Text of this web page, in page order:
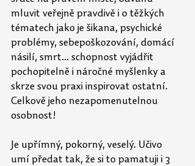
mluvit veřejně pravdivě i o těžkých
tématech jako je šikana, psychické
problémy, sebepoškozování, domácí
násilí, smrt... schopnost vyjádřit
pochopitelně i náročné myšlenky a
skrze svou praxi inspirovat ostatní.
Celkově jeho nezapomenutelnou
osobnost!
Je upřímný, pokorný, veselý. Učivo
umí předat tak, že si to pamatuji i 3